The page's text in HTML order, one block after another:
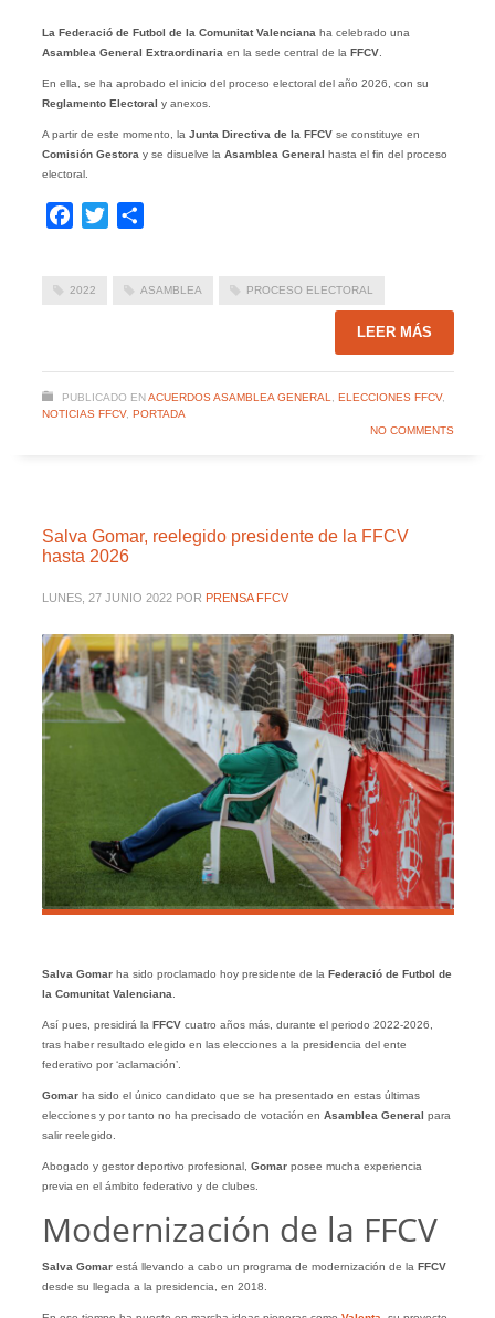
La Federació de Futbol de la Comunitat Valenciana ha celebrado una
Asamblea General Extraordinaria en la sede central de la FFCV.
En ella, se ha aprobado el inicio del proceso electoral del año 2026, con su
Reglamento Electoral y anexos.
A partir de este momento, la Junta Directiva de la FFCVse constituye en
Comisión Gestora y se disuelve la Asamblea General hasta el fin del proceso
electoral.
Facebook
Twitter
2022 ASAMBLEA PROCESO ELECTORAL
LEER MÁS
PUBLICADO EN ACUERDOS ASAMBLEA GENERAL, ELECCIONES FFCV,
NOTICIAS FFCV, PORTADA
NO COMMENTS
Salva Gomar, reelegido presidente de la FFCV
hasta 2026
LUNES, 27 JUNIO 2022 POR PRENSA FFCV
Salva Gomar ha sido proclamado hoy presidente de la Federació de Futbol de
la Comunitat Valenciana
Así pues, presidirá la FFCVcuatro años más, durante el periodo 2022-2026,
tras haber resultado elegido en las elecciones a la presidencia del ente
federativo por ‘aclamación’.
Gomarha sido el único candidato que se ha presentado en estas últimas
elecciones y por tanto no ha precisado de votación en Asamblea General para
salir reelegido.
Abogado y gestor deportivo profesional, Gomarposee mucha experiencia
previa en el ámbito federativo y de clubes.
Modernización de la FFCV
Salva Gomar está llevando a cabo un programa de modernización de la FFCV
desde su llegada a la presidencia, en 2018.